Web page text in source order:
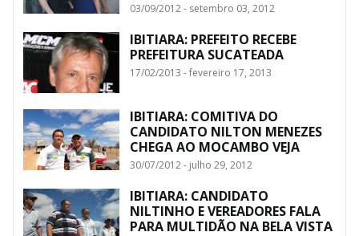
03/09/2012 - setembro 03, 2012
IBITIARA: PREFEITO RECEBE
PREFEITURA SUCATEADA
17/02/2013 - fevereiro 17, 2013
IBITIARA: COMITIVA DO
CANDIDATO NILTON MENEZES
CHEGA AO MOCAMBO VEJA
30/07/2012 - julho 29, 2012
IBITIARA: CANDIDATO
NILTINHO E VEREADORES FALA
PARA MULTIDÃO NA BELA VISTA